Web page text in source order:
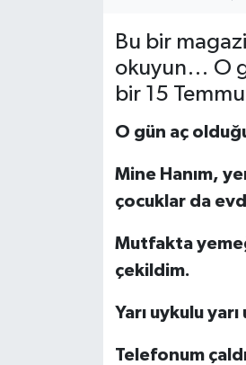
Bu bir
okuyun… O
bir 15
O gün aç
Mine Hanım,
çocuklar da
Mutfakta
çekildim.
Yarı uykulu
Telefonum